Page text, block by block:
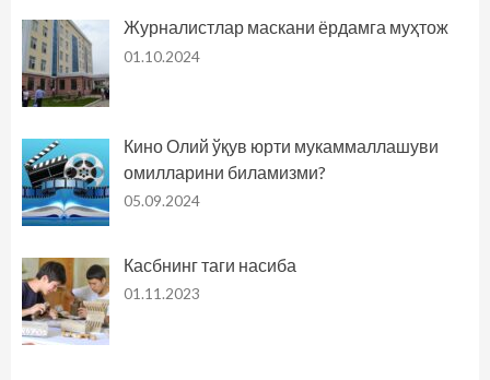
Журналистлар маскани ёрдамга муҳтож
01.10.2024
Кино Олий ўқув юрти мукаммаллашуви
омилларини биламизми?
05.09.2024
Касбнинг таги насиба
01.11.2023